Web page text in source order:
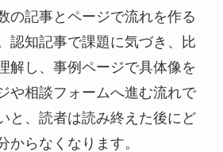
の記事とページで流れを作る
認知記事で課題に気づき、比
解し、事例ページで具体像を
や相談フォームへ進む流れで
と、読者は読み終えた後にど
からなくなります。